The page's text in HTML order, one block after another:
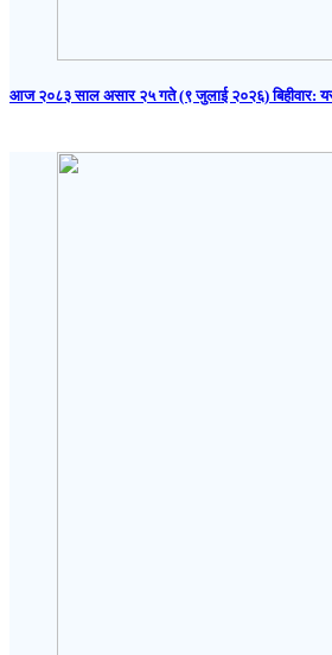
आज २०८३ साल असार २५ गते (९ जुलाई २०२६) बिहीवार: